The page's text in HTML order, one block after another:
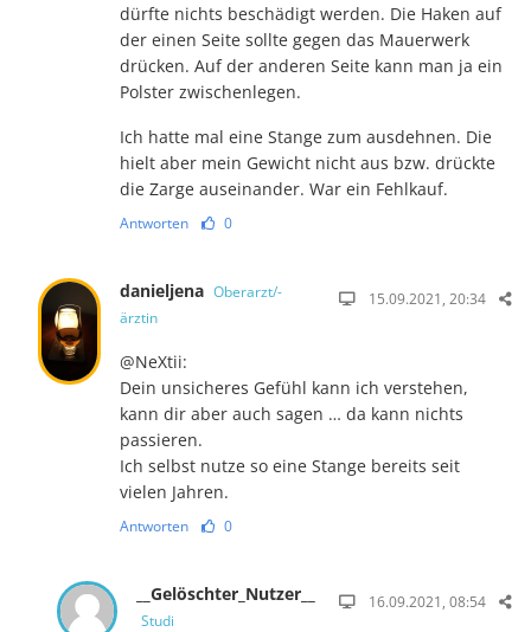
dürfte nichts beschädigt werden. Die Haken auf
der einen Seite sollte gegen das Mauerwerk
drücken. Auf der anderen Seite kann man ja ein
Polster zwischenlegen.
Ich hatte mal eine Stange zum ausdehnen. Die
hielt aber mein Gewicht nicht aus bzw. drückte
die Zarge auseinander. War ein Fehlkauf.
Antworten 0
danieljena Oberarzt/-
ärztin
15.09.2021, 20:34
@NeXtii:
Dein unsicheres Gefühl kann ich verstehen,
kann dir aber auch sagen … da kann nichts
passieren.
Ich selbst nutze so eine Stange bereits seit
vielen Jahren.
Antworten 0
__Gelöschter_Nutzer__
Studi
16.09.2021, 08:54